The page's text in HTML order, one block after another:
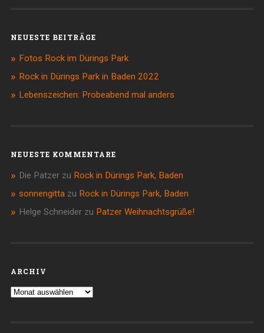
NEUESTE BEITRÄGE
Fotos Rock im Dürings Park
Rock in Dürings Park in Baden 2022
Lebenszeichen: Probeabend mal anders
NEUESTE KOMMENTARE
Die Patzerzu Rock in Dürings Park, Baden
sonnengitta zu Rock in Dürings Park, Baden
Helge Schneiderzu Patzer Weihnachtsgrüße!
ARCHIV
Archiv